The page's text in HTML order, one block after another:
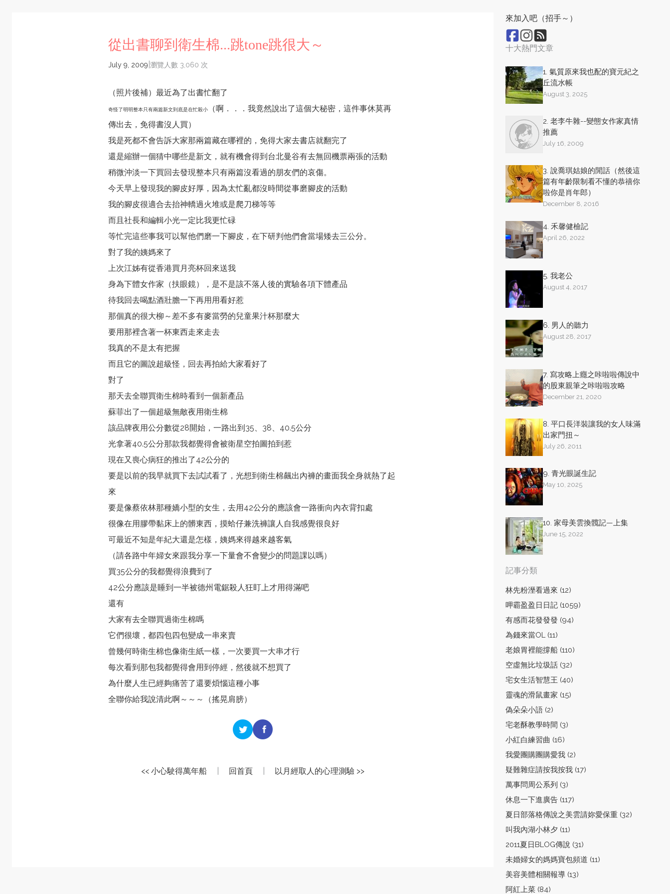
從出書聊到衛生棉...跳tone跳很大～
July 9, 2009 瀏覽人數 3,060 次
（照片後補）最近為了出書忙翻了
奇怪了明明整本只有兩篇新文到底是在忙殺小
（啊．．．我竟然說出了這個大秘密，這件事休莫再
傳出去，免得書沒人買）
我是死都不會告訴大家那兩篇藏在哪裡的，免得大家去書店就翻完了
還是縮辦一個猜中哪些是新文，就有機會得到台北曼谷有去無回機票兩張的活動
稍微沖淡一下買回去發現整本只有兩篇沒看過的朋友們的哀傷。
今天早上發現我的腳皮好厚，因為太忙亂都沒時間從事磨腳皮的活動
我的腳皮很適合去抬神轎過火堆或是爬刀梯等等
而且社長和編輯小光一定比我更忙碌
等忙完這些事我可以幫他們磨一下腳皮，在下研判他們會當場矮去三公分。
對了我的姨媽來了
上次江姊有從香港買月亮杯回來送我
身為下體女作家（扶眼鏡），是不是該不落人後的實驗各項下體產品
待我回去喝點酒壯膽一下再用用看好惹
那個真的很大柳～差不多有麥當勞的兒童果汁杯那麼大
要用那裡含著一杯東西走來走去
我真的不是太有把握
而且它的圖說超級怪，回去再拍給大家看好了
對了
那天去全聯買衛生棉時看到一個新產品
蘇菲出了一個超級無敵夜用衛生棉
該品牌夜用公分數從28開始，一路出到35、38、40.5公分
光拿著40.5公分那款我都覺得會被衛星空拍圖拍到惹
現在又喪心病狂的推出了42公分的
要是以前的我早就買下去試試看了，光想到衛生棉飆出內褲的畫面我全身就熱了起
來
要是像蔡依林那種嬌小型的女生，去用42公分的應該會一路衝向內衣背扣處
很像在用膠帶黏床上的髒東西，摸蛤仔兼洗褲讓人自我感覺很良好
可最近不知是年紀大還是怎樣，姨媽來得越來越客氣
（請各路中年婦女來跟我分享一下量會不會變少的問題課以嗎）
買35公分的我都覺得浪費到了
42公分應該是睡到一半被德州電鋸殺人狂盯上才用得滿吧
還有
大家有去全聯買過衛生棉嗎
它們很壞，都四包四包變成一串來賣
曾幾何時衛生棉也像衛生紙一樣，一次要買一大串才行
每次看到那包我都覺得會用到停經，然後就不想買了
為什麼人生已經夠痛苦了還要煩惱這種小事
全聯你給我說清此啊～～～（搖晃肩膀）
<< 小心駛得萬年船 回首頁 以月經取人的心理測驗 >>
來加入吧（招手～）
十大熱門文章
1. 氣質原來我也配的寶元紀之
丘流水帳
August 3, 2025
2. 老李牛雜--變態女作家真情
推薦
July 16, 2009
3. 說喬琪姑娘的閒話（然後這
篇有年齡限制看不懂的恭禧你
啦你是肖年郎）
December 8, 2016
4. 禾馨健檢記
April 26, 2022
5. 我老公
August 4, 2017
6. 男人的聽力
August 28, 2017
7. 寫攻略上癮之咔啦啦傳說中
的股東親筆之咔啦啦攻略
December 21, 2020
8. 平口長洋裝讓我的女人味滿
出家門扭～
July 26, 2011
9. 青光眼誕生記
May 10, 2025
10. 家母美雲換髖記—上集
June 15, 2022
記事分類
林先粉溼看過來 (12)
呷霸盈盈日日記 (1059)
有感而花發發發 (94)
為錢來當OL (11)
老娘胃裡能撐船 (110)
空虛無比垃圾話 (32)
宅女生活智慧王 (40)
靈魂的滑鼠畫家 (15)
偽朵朵小語 (2)
宅老酥教學時間 (3)
小紅白練習曲 (16)
我愛團購團購愛我 (2)
疑難雜症請按我按我 (17)
萬事問周公系列 (3)
休息一下進廣告 (117)
夏日部落格傳說之美雲請妳愛保重 (32)
叫我內湖小林夕 (11)
2011夏日BLOG傳說 (31)
未婚婦女的媽媽寶包頻道 (11)
美容美體相關報導 (13)
阿紅上菜 (84)